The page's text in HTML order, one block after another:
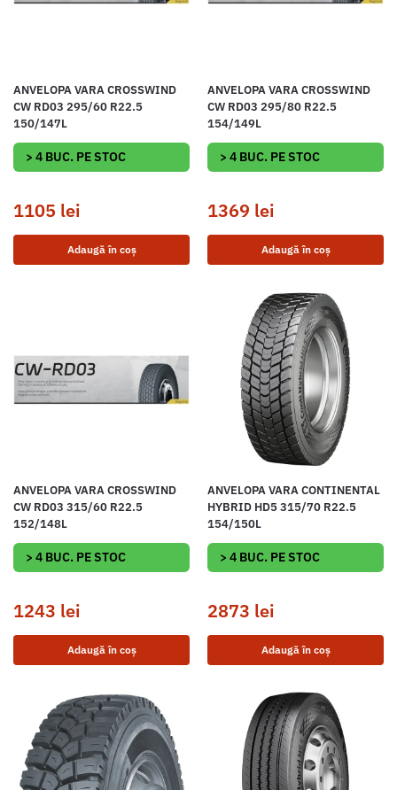
ANVELOPA VARA CROSSWIND
CW RD03 295/60 R22.5
150/147L
> 4 BUC. PE STOC
1105 lei
Adaugă în coș
ANVELOPA VARA CROSSWIND
CW RD03 295/80 R22.5
154/149L
> 4 BUC. PE STOC
1369 lei
Adaugă în coș
ANVELOPA VARA CROSSWIND
CW RD03 315/60 R22.5
152/148L
> 4 BUC. PE STOC
1243 lei
Adaugă în coș
ANVELOPA VARA CONTINENTAL
HYBRID HD5 315/70 R22.5
154/150L
> 4 BUC. PE STOC
2873 lei
Adaugă în coș